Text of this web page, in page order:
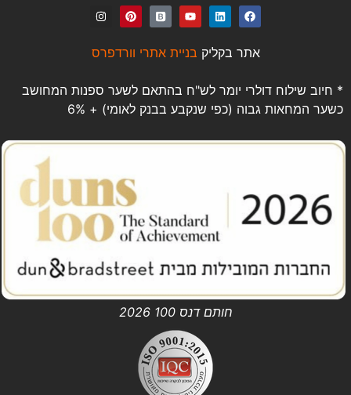
אתר בקליק בניית אתרי וורדפרס
* חיוב שילוח דולרי יומר לש"ח בהתאם לשער ספנות המחושב
כשער המחאות גבוה (כפי שנקבע בבנק לאומי) + 6%
חותם דנס 100 2026